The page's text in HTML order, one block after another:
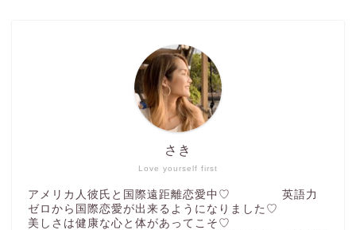
Love yourself first
さき
アメリカ人彼氏と国際遠距離恋愛中♡ 英語力
ゼロから国際恋愛が出来るようになりました♡
美しさは健康な心と体があってこそ♡